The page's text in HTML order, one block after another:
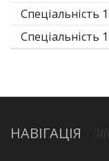
Спеціальність
Спеціальність
НАВІГАЦІЯ